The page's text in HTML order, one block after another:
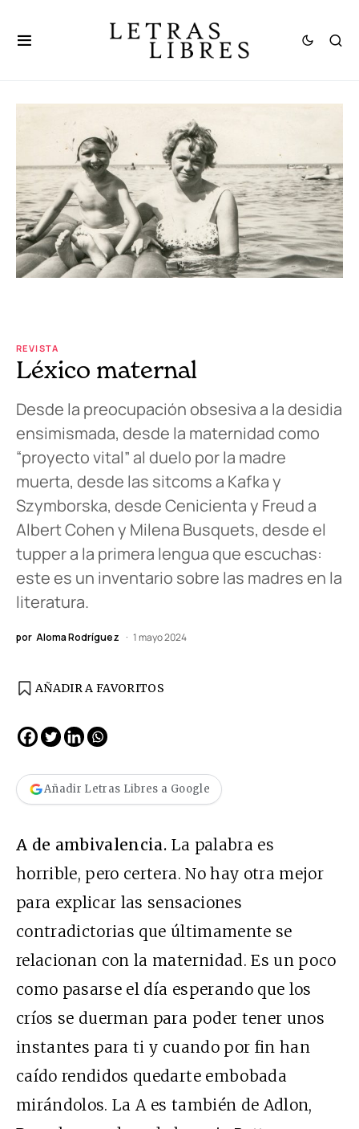
REVISTA
Léxico maternal
Desde la preocupación obsesiva a la desidia
ensimismada, desde la maternidad como
“proyecto vital” al duelo por la madre
muerta, desde las sitcoms a Kafka y
Szymborska, desde Cenicienta y Freud a
Albert Cohen y Milena Busquets, desde el
tupper a la primera lengua que escuchas:
este es un inventario sobre las madres en la
literatura.
por Aloma Rodríguez 1 mayo 2024
AÑADIR A FAVORITOS
Añadir Letras Libres a Google
A de ambivalencia. La palabra es
horrible, pero certera. No hay otra mejor
para explicar las sensaciones
contradictorias que últimamente se
relacionan con la maternidad. Es un poco
como pasarse el día esperando que los
críos se duerman para poder tener unos
instantes para ti y cuando por fin han
caído rendidos quedarte embobada
mirándolos. La A es también de Adlon,